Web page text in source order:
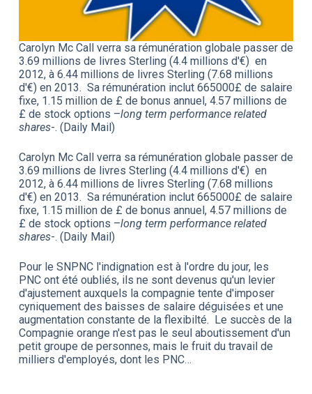
Carolyn Mc Call verra sa rémunération globale passer de
3.69 millions de livres Sterling (4.4 millions d'€) en
2012, à 6.44 millions de livres Sterling (7.68 millions
d'€) en 2013. Sa rémunération inclut 665000£ de salaire
fixe, 1.15 million de £ de bonus annuel, 4.57 millions de
£ de stock options –long term performance related
shares-. (Daily Mail)
Carolyn Mc Call verra sa rémunération globale passer de
3.69 millions de livres Sterling (4.4 millions d'€) en
2012, à 6.44 millions de livres Sterling (7.68 millions
d'€) en 2013. Sa rémunération inclut 665000£ de salaire
fixe, 1.15 million de £ de bonus annuel, 4.57 millions de
£ de stock options –long term performance related
shares-. (Daily Mail)
Pour le SNPNC l'indignation est à l'ordre du jour, les
PNC ont été oubliés, ils ne sont devenus qu'un levier
d'ajustement auxquels la compagnie tente d'imposer
cyniquement des baisses de salaire déguisées et une
augmentation constante de la flexibilté. Le succès de la
Compagnie orange n'est pas le seul aboutissement d'un
petit groupe de personnes, mais le fruit du travail de
milliers d'employés, dont les PNC…